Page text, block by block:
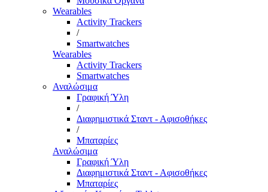
Wearables
Activity Trackers
/
Smartwatches
Wearables
Activity Trackers
Smartwatches
Αναλώσιμα
Γραφική Ύλη
/
Διαφημιστικά Σταντ - Αφισοθήκες
/
Μπαταρίες
Αναλώσιμα
Γραφική Ύλη
Διαφημιστικά Σταντ - Αφισοθήκες
Μπαταρίες